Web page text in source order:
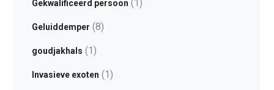
Gekwalificeerd persoon (1)
Geluiddemper (8)
goudjakhals (1)
Invasieve exoten (1)